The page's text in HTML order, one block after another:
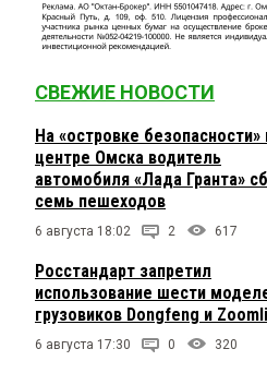
СВЕЖИЕ НОВОСТИ
На «островке безопасности»
центре Омска водитель
автомобиля «Лада Гранта»
семь пешеходов
6 августа 18:02 2 617
Росстандарт запретил
использование шести
грузовиков Dongfeng и
6 августа 17:30 0 320